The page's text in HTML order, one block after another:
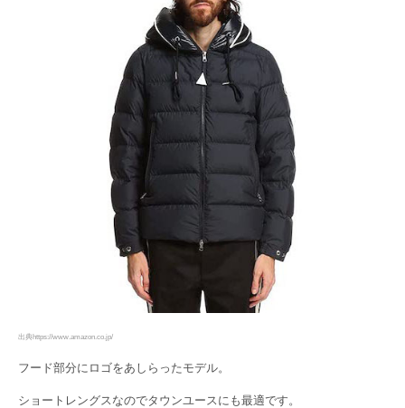
出典https://www.amazon.co.jp/
フード部分にロゴをあしらったモデル。
ショートレングスなのでタウンユースにも最適です。